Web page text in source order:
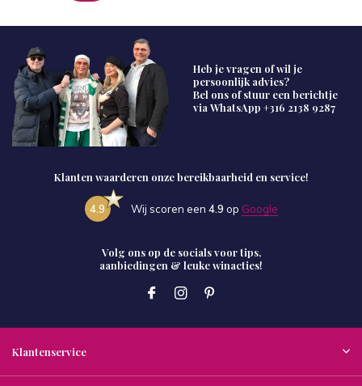
Heb je vragen of wil je
persoonlijk advies?
Bel ons of stuur een berichtje
via WhatsApp +316 2138 9287
Klanten waarderen onze bereikbaarheid en service!
4.9 Wij scoren een 4.9 op Google
Volg ons op de socials voor tips,
aanbiedingen & leuke winacties!
Klantenservice